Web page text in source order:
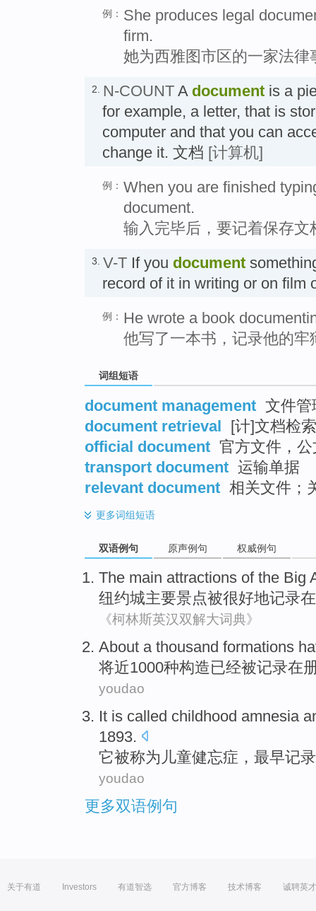
例： She produces legal
firm.
她为西雅图市区的一家法
2. N-COUNT A document is a
for example, a letter, that is
computer and that you can
change it. 文档 [计算机]
例： When you are finished
document.
输入完毕后，要记着保存文
3. V-T If you document
record of it in writing or on film
例： He wrote a book
他写了一本书，记录他的牢
词组短语
document management 文件管
document retrieval [计]文档检索
official document 官方文件，公
transport document 运输单据
relevant document 相关文件；
更多词组短语
双语例句 原声例句 权威例句
The main attractions of the Big
纽约城主要景点被很好地记录
《柯林斯英汉双解大词典》
About a thousand formations
将近1000种构造已经被记录在
youdao
It is called childhood amnesia
1893.
它被称为 儿童健忘症 ， 最早记录
youdao
更多双语例句
关于有道 Investors 有道智选 官方博客 技术博客 诚聘英才